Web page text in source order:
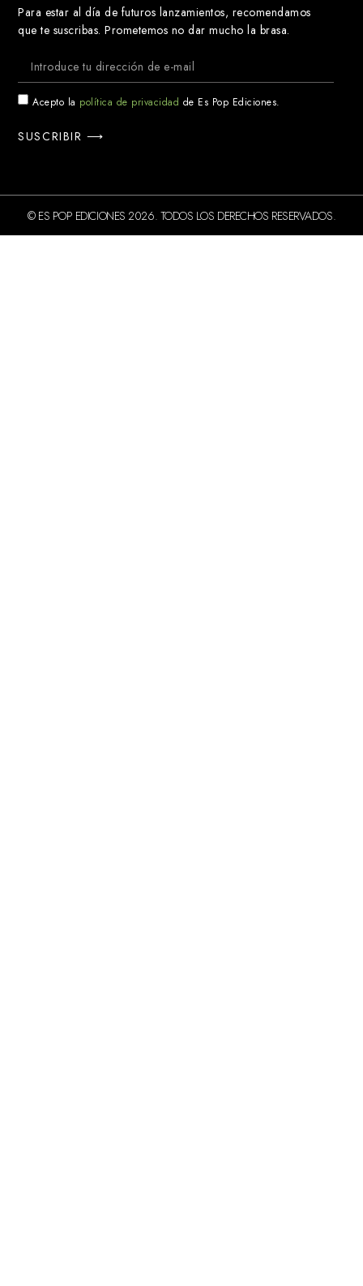
Para estar al día de futuros lanzamientos, recomendamos
que te suscribas. Prometemos no dar mucho la brasa.
Acepto la política de privacidad de Es Pop Ediciones.
SUSCRIBIR ⟶
© ES POP EDICIONES 2026. TODOS LOS DERECHOS RESERVADOS.